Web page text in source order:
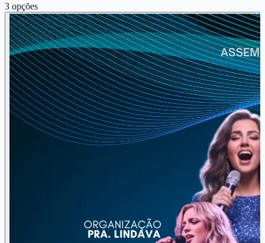
3 opções